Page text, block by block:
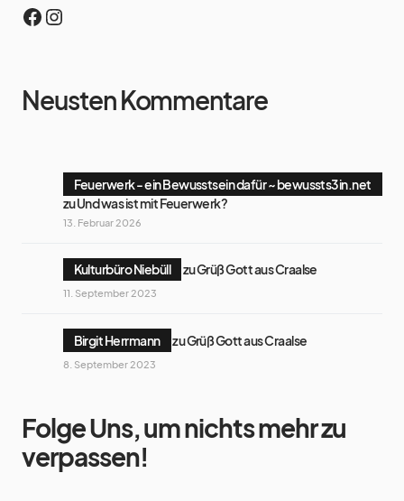
Neusten Kommentare
Feuerwerk - ein Bewusstsein dafür ~ bewussts3in.net
zuUnd was ist mit Feuerwerk?
13. Februar 2026
Kulturbüro Niebüll zuGrüß Gott aus Craalse
11. September 2023
Birgit Herrmann zuGrüß Gott aus Craalse
8. September 2023
Folge Uns, um nichts mehr zu
verpassen!